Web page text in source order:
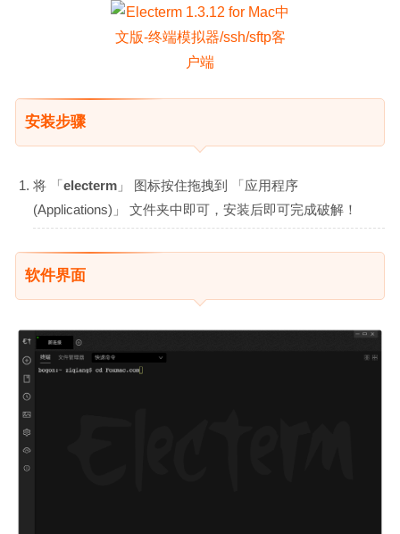
安装步骤
将 「electerm 」 图标按住拖拽到 「应用程序
(Applications)」 文件夹中即可，安装后即可完成破解！
软件界面